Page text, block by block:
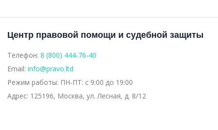
Центр правовой помощи и судебной защиты
Телефон: 8 (800) 444-76-40
Email: info@pravo.ltd
Режим работы: ПН-ПТ: с 9:00 до 19:00
Адрес: 125196, Москва, ул. Лесная, д. 8/12